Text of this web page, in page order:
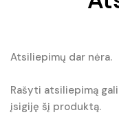
Atsiliepimų dar nėra.
Rašyti atsiliepimą
įsigiję šį produktą.